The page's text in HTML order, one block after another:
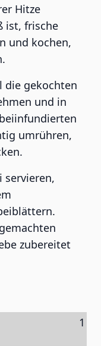
Hitze
ist, frische
und kochen,
die gekochten
und in
umrühren,
servieren,
zubereitet